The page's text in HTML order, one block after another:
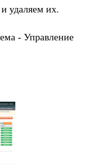
удаляем их.
- Управление